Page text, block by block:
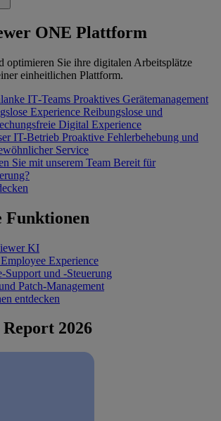
ONE Plattform
optimieren Sie ihre digitalen Arbeitsplätze
einheitlichen Plattform.
IT‐Teams Proaktives Gerätemanagement
Experience Reibungslose und
Digital Experience
IT-Betrieb Proaktive Fehlerbehebung und
Service
Sie mit unserem Team Bereit für
Funktionen
KI
Experience
Support und -Steuerung
Patch-Management
entdecken
2026